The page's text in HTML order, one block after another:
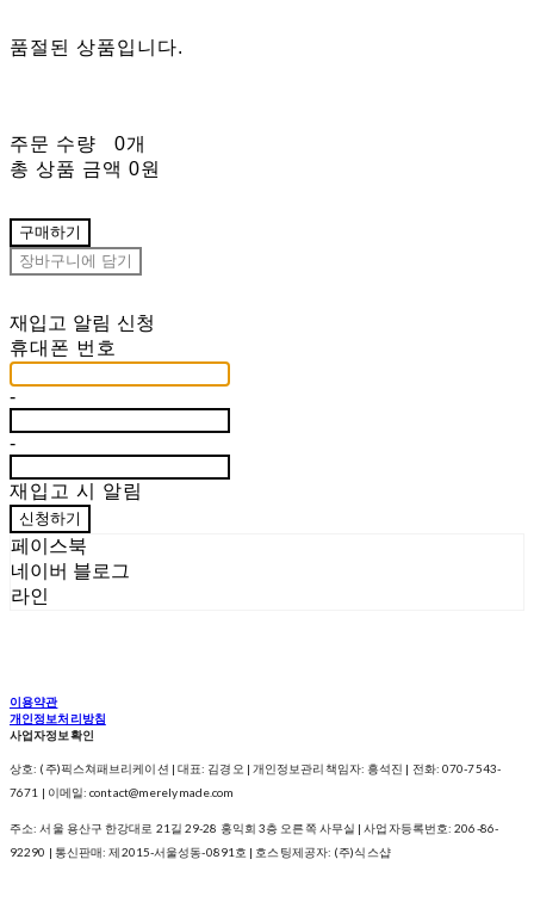
품절된 상품입니다.
주문 수량
0개
총 상품 금액 0원
구매하기
장바구니에 담기
재입고 알림 신청
휴대폰 번호
-
-
재입고 시 알림
신청하기
페이스북
네이버 블로그
라인
이용약관
개인정보처리방침
사업자정보확인
상호: (주)픽스쳐패브리케이션 | 대표: 김경오 | 개인정보관리책임자: 흥석진 | 전화: 070-7543-
7671 | 이메일: contact@merelymade.com
주소: 서울 용산구 한강대로 21길 29-28 홍익회 3층 오른쪽 사무실 | 사업자등록번호:206-86-
92290 | 통신판매:제2015-서울성동-0891호 | 호스팅제공자: (주)식스샵